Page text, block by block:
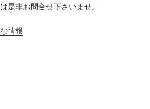
是非お問合せ下さいませ。
情報